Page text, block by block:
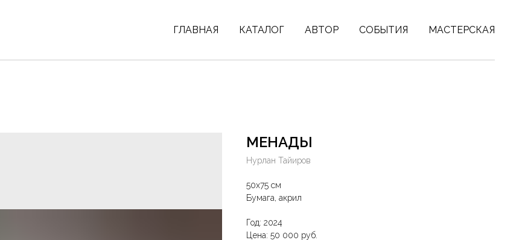
ГЛАВНАЯ КАТАЛОГ АВТОР СОБЫТИЯ МАСТЕРСКАЯ
МЕНАДЫ
Нурлан Тайиров
50х75 см
Бумага, акрил
Год: 2024
Цена: 50 000 руб.